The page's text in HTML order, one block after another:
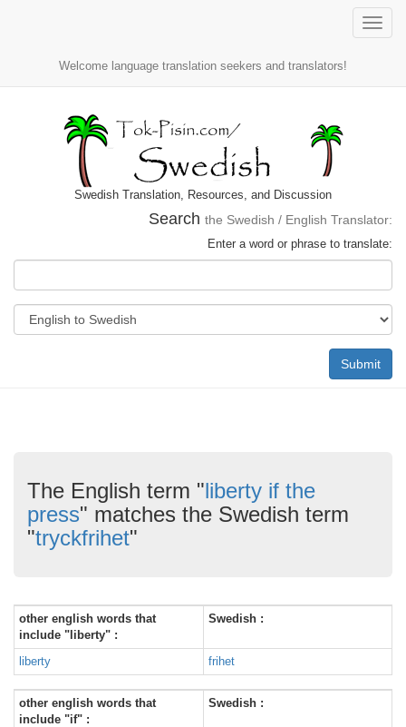
Toggle
Welcome language translation seekers and translators!
Swedish Translation, Resources, and Discussion
Search the Swedish / English Translator:
Enter a word or phrase to translate:
Submit
The English term "liberty if the
press" matches the Swedish term
"tryckfrihet"
other english words that
include "liberty" :
Swedish :
liberty frihet
other english words that
include "if" :
Swedish :